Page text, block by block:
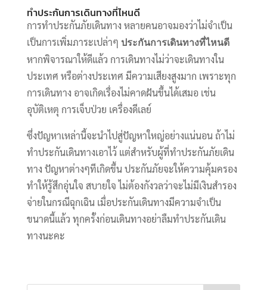
ทำประกันการเดินทางที่ไหนดี
การทำประกันภัยเดินทาง หลายคนอาจมองว่าไม่จำเป็น
เป็นการเพิ่มภาระเปล่าๆ ประกันการเดินทางที่ไหนดี
หากพิจารณาให้ดีแล้ว การเดินทางไม่ว่าจะเดินทางใน
ประเทศ หรือต่างประเทศ มีความเสียงสูงมาก เพราะทุก
การเดินทาง อาจเกิดเรื่องไม่คาดฝันขึ้นได้เสมอ เช่น
อุบัติเหตุ การเจ็บป่วย เครื่องดีเลย์
ซึ่งปัญหาเหล่านี้จะนำไปสู่ปัญหาใหญ่อย่างแน่นอน ถ้าไม่
ทำประกันเดินทางเอาไว้ แต่สำหรับผู้ที่ทำประกันภัยเดิน
ทาง ปัญหาต่างๆทีเกิดขึ้น ประกันภัยจะให้ความคุ้มครอง
ทำให้รู้สึกอุ่นใจ สบายใจ ไม่ต้องกังวลว่าจะไม่มีเงินสำรอง
จ่ายในกรณีฉุกเฉิน เมื่อประกันเดินทางมีความจำเป็น
ขนาดนี้แล้ว ทุกครั้งก่อนเดินทางอย่าลืมทำประกันเดิน
ทางนะคะ